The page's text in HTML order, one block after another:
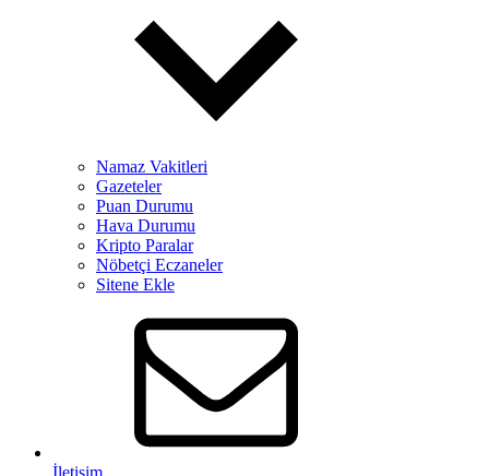
Namaz Vakitleri
Gazeteler
Puan Durumu
Hava Durumu
Kripto Paralar
Nöbetçi Eczaneler
Sitene Ekle
İletişim